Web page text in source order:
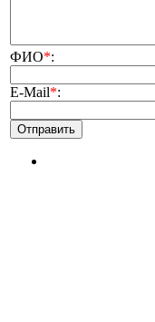
ФИО*:
E-Mail*: